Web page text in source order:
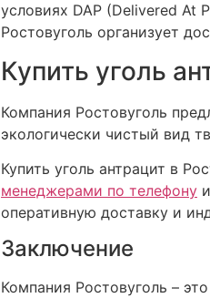
условиях DAP (Delivered At
Ростовуголь организует
Купить уголь
Компания Ростовуголь
экологически чистый вид
Купить уголь антрацит в
менеджерами по телефону
оперативную доставку и
Заключение
Компания Ростовуголь –